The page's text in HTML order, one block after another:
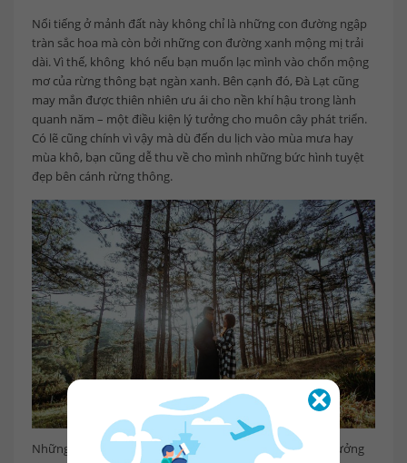
Nổi tiếng ở mảnh đất này không chỉ là những con đường ngập
tràn sắc hoa mà còn bởi những con đường xanh mộng mị trải
dài. Vì thế, không khó nếu bạn muốn lạc mình vào chốn mộng
mơ của rừng thông bạt ngàn xanh. Bên cạnh đó, Đà Lạt cũng
may mắn được thiên nhiên ưu ái cho nền khí hậu trong lành
quanh năm – một điều kiện lý tưởng cho muôn cây phát triển.
Có lẽ cũng chính vì vậy mà dù đến du lịch vào mùa mưa hay
mùa khô, bạn cũng dễ thu về cho mình những bức hình tuyệt
đẹp bên cánh rừng thông.
Những rừng thông ở đây cũng chính từng là concept lý tưởng